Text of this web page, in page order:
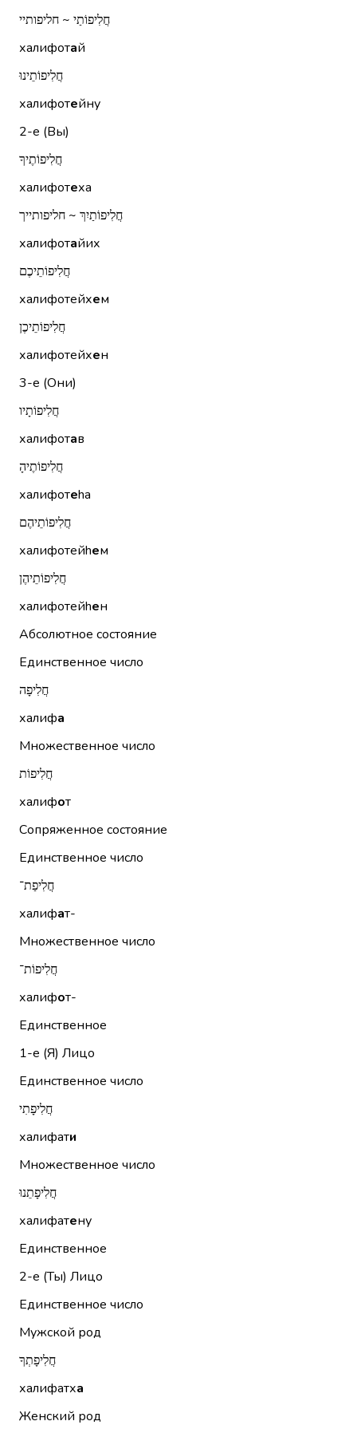
חֲלִיפוֹתַי ~ חליפותיי
халифотай
חֲלִיפוֹתֵינוּ
халифотейну
2-е (Вы)
חֲלִיפוֹתֶיךָ
халифотеха
חֲלִיפוֹתַיִךְ ~ חליפותייך
халифотайих
חֲלִיפוֹתֵיכֶם
халифотейхем
חֲלִיפוֹתֵיכֶן
халифотейхен
3-е (Они)
חֲלִיפוֹתָיו
халифотав
חֲלִיפוֹתֶיהָ
халифотеhа
חֲלִיפוֹתֵיהֶם
халифотейhем
חֲלִיפוֹתֵיהֶן
халифотейhен
Абсолютное состояние
Единственное число
חֲלִיפָה
халифа
Множественное число
חֲלִיפוֹת
халифот
Сопряженное состояние
Единственное число
חֲלִיפַת־
халифат-
Множественное число
חֲלִיפוֹת־
халифот-
Единственное
1-е (Я) Лицо
Единственное число
חֲלִיפָתִי
халифати
Множественное число
חֲלִיפָתֵנוּ
халифатену
Единственное
2-е (Ты) Лицо
Единственное число
Мужской род
חֲלִיפָתְךָ
халифатха
Женский род